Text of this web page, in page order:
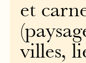
et
villes,